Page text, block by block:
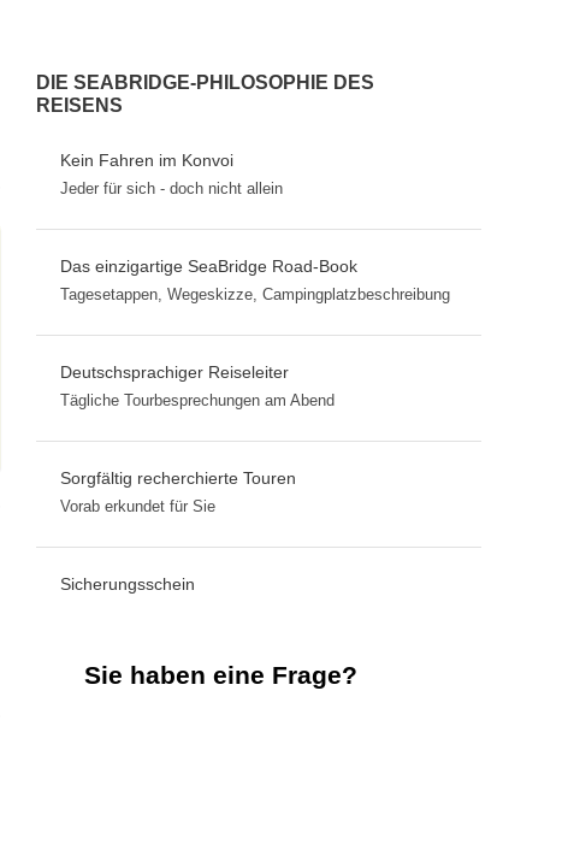
DIE SEABRIDGE-PHILOSOPHIE DES
REISENS
Kein Fahren im Konvoi
Jeder für sich - doch nicht allein
Das einzigartige SeaBridge Road-Book
Tagesetappen, Wegeskizze, Campingplatzbeschreibung
Deutschsprachiger Reiseleiter
Tägliche Tourbesprechungen am Abend
Sorgfältig recherchierte Touren
Vorab erkundet für Sie
Sicherungsschein
Sie haben eine Frage?